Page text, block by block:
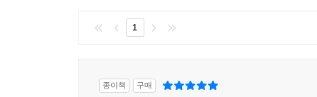
1
종이책 구매